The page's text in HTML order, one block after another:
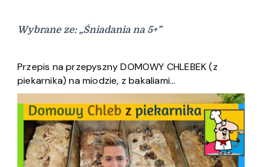
Wybrane ze: „Śniadania na 5+”
Przepis na przepyszny DOMOWY CHLEBEK (z
piekarnika) na miodzie, z bakaliami…